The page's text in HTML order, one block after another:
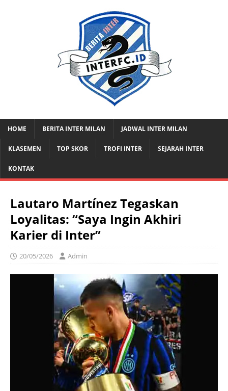
HOME BERITA INTER MILAN JADWAL INTER MILAN
KLASEMEN TOP SKOR TROFI INTER SEJARAH INTER
KONTAK
Lautaro Martínez Tegaskan
Loyalitas: “Saya Ingin Akhiri
Karier di Inter”
20/05/2026 Admin